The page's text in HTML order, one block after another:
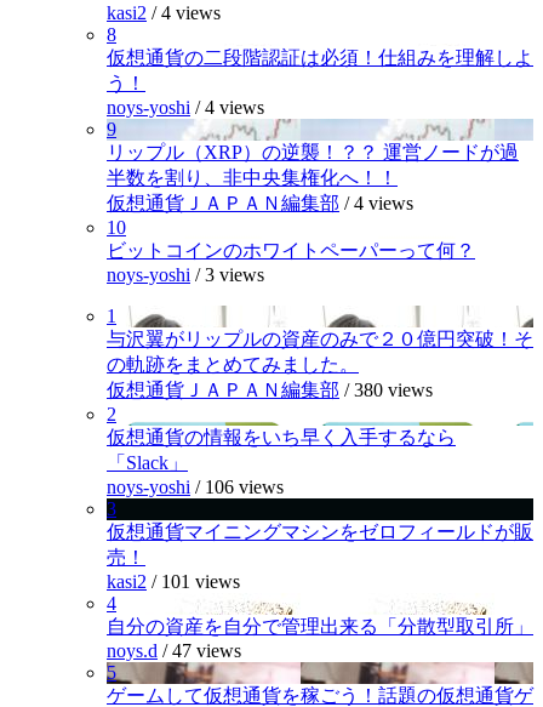
kasi2 /4 views
8
仮想通貨の二段階認証は必須！仕組みを理解しよ
う！
noys-yoshi /4 views
9
リップル（XRP）の逆襲！？？ 運営ノードが過
半数を割り、非中央集権化へ！！
仮想通貨ＪＡＰＡＮ編集部 /4 views
10
ビットコインのホワイトペーパーって何？
noys-yoshi /3 views
1
与沢翼がリップルの資産のみで２０億円突破！そ
の軌跡をまとめてみました。
仮想通貨ＪＡＰＡＮ編集部 /380 views
2
仮想通貨の情報をいち早く入手するなら
「Slack」
noys-yoshi / 106 views
3
仮想通貨マイニングマシンをゼロフィールドが販
売！
kasi2 / 101 views
4
自分の資産を自分で管理出来る「分散型取引所」
noys.d /47 views
5
ゲームして仮想通貨を稼ごう！話題の仮想通貨ゲ